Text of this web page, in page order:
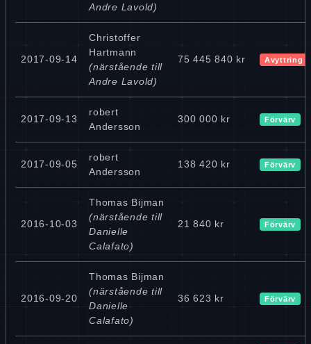
Andre Lavold)
2017-09-14
Christoffer
Hartmann
(närstående till
Andre Lavold)
75 445 840 kr Avyttring
2017-09-13
robert
Andersson
300 000 kr Förvärv
2017-09-05
robert
Andersson
138 420 kr Förvärv
2016-10-03
Thomas Bijman
(närstående till
Danielle
Calafato)
21 840 kr Förvärv
2016-09-20
Thomas Bijman
(närstående till
Danielle
Calafato)
36 623 kr Förvärv